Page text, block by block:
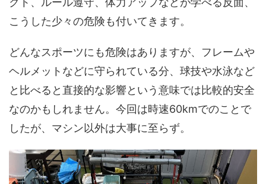
こうした少々の危険も付いてきます。
どんなスポーツにも危険はありますが、フレームや
ヘルメットなどに守られている分、球技や水泳など
と比べると直接的な影響という意味では比較的安全
なのかもしれません。今回は時速60kmでのことで
したが、マシン以外は大事に至らず。